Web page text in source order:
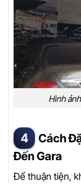
Hình
Cách
Đến Gara
Để thuận tiện,